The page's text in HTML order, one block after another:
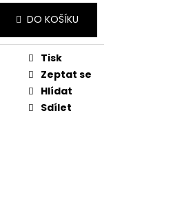
DO KOŠÍKU
Tisk
Zeptat se
Hlídat
Sdílet